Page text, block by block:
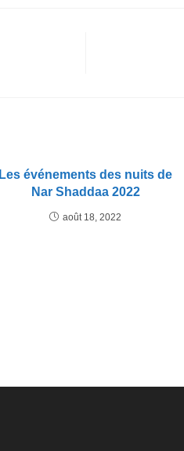
Les événements des nuits de
Nar Shaddaa 2022
août 18, 2022